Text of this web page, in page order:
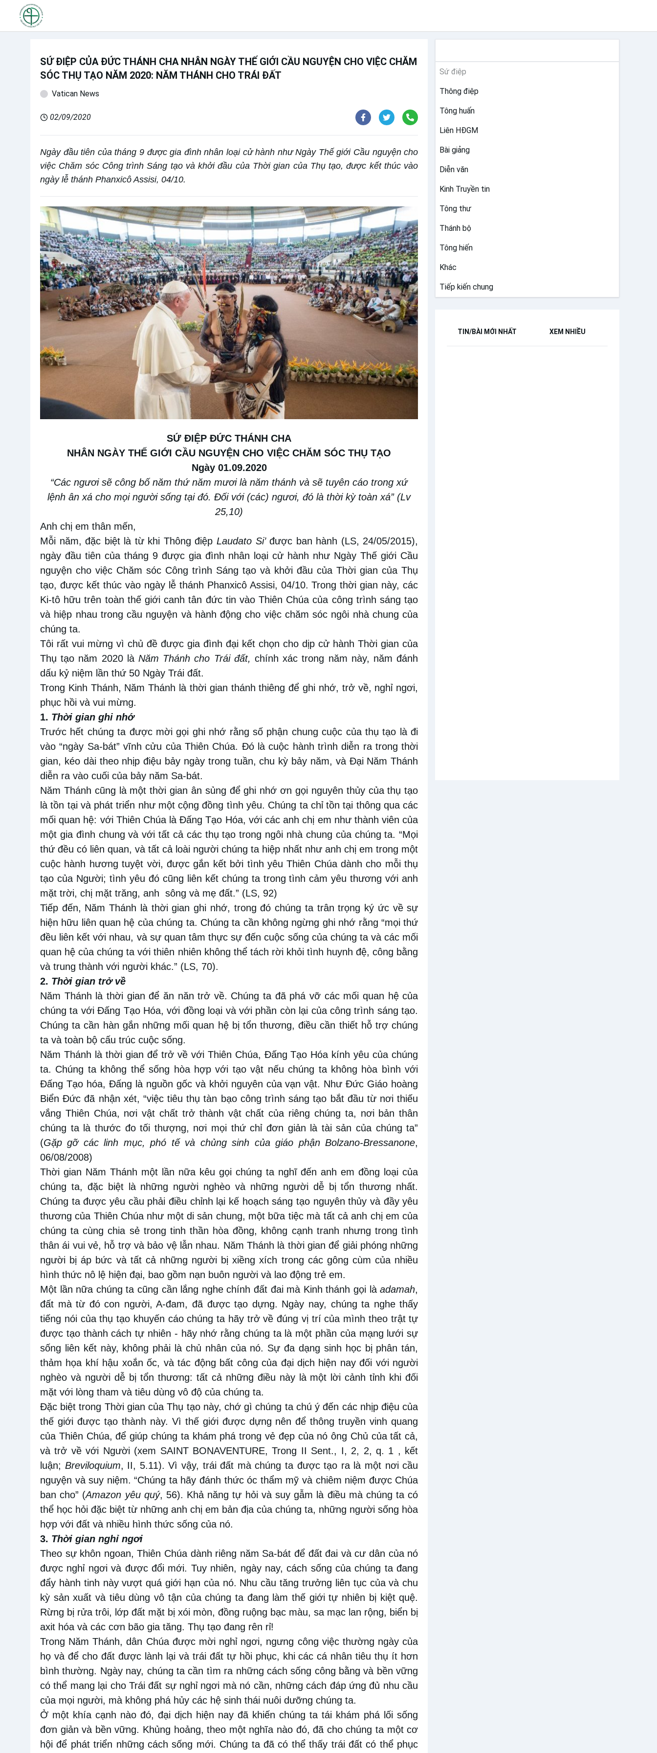
SỨ ĐIỆP CỦA ĐỨC THÁNH CHA NHÂN NGÀY THẾ GIỚI CẦU NGUYỆN CHO VIỆC CHĂM
SÓC THỤ TẠO NĂM 2020: NĂM THÁNH CHO TRÁI ĐẤT
Vatican News
02/09/2020
Ngày đầu tiên của tháng 9 được gia đình nhân loại cử hành như Ngày Thế giới Cầu nguyện cho
việc Chăm sóc Công trình Sáng tạo và khởi đầu của Thời gian của Thụ tạo, được kết thúc vào
ngày lễ thánh Phanxicô Assisi, 04/10.
SỨ ĐIỆP ĐỨC THÁNH CHA
NHÂN NGÀY THẾ GIỚI CẦU NGUYỆN CHO VIỆC CHĂM SÓC THỤ TẠO
Ngày 01.09.2020
“Các ngươi sẽ công bố năm thứ năm mươi là năm thánh và sẽ tuyên cáo trong xứ
lệnh ân xá cho mọi người sống tại đó. Đối với (các) ngươi, đó là thời kỳ toàn xá” (Lv
25,10)
Anh chị em thân mến,
Mỗi năm, đặc biệt là từ khi Thông điệp Laudato Si’được ban hành (LS, 24/05/2015),
ngày đầu tiên của tháng 9 được gia đình nhân loại cử hành như Ngày Thế giới Cầu
nguyện cho việc Chăm sóc Công trình Sáng tạo và khởi đầu của Thời gian của Thụ
tạo, được kết thúc vào ngày lễ thánh Phanxicô Assisi, 04/10. Trong thời gian này, các
Ki-tô hữu trên toàn thế giới canh tân đức tin vào Thiên Chúa của công trình sáng tạo
và hiệp nhau trong cầu nguyện và hành động cho việc chăm sóc ngôi nhà chung của
chúng ta.
Tôi rất vui mừng vì chủ đề được gia đình đại kết chọn cho dịp cử hành Thời gian của
Thụ tạo năm 2020 làNăm Thánh cho Trái đất,chính xác trong năm này, năm đánh
dấu kỷ niệm lần thứ 50 Ngày Trái đất.
Trong Kinh Thánh, Năm Thánh là thời gian thánh thiêng để ghi nhớ, trở về, nghỉ ngơi,
phục hồi và vui mừng.
1. Thời gian ghi nhớ
Trước hết chúng ta được mời gọi ghi nhớ rằng số phận chung cuộc của thụ tạo là đi
vào “ngày Sa-bát” vĩnh cửu của Thiên Chúa. Đó là cuộc hành trình diễn ra trong thời
gian, kéo dài theo nhịp điệu bảy ngày trong tuần, chu kỳ bảy năm, và Đại Năm Thánh
diễn ra vào cuối của bảy năm Sa-bát.
Năm Thánh cũng là một thời gian ân sủng để ghi nhớ ơn gọi nguyên thủy của thụ tạo
là tồn tại và phát triển như một cộng đồng tình yêu. Chúng ta chỉ tồn tại thông qua các
mối quan hệ: với Thiên Chúa là Đấng Tạo Hóa, với các anh chị em như thành viên của
một gia đình chung và với tất cả các thụ tạo trong ngôi nhà chung của chúng ta. “Mọi
thứ đều có liên quan, và tất cả loài người chúng ta hiệp nhất như anh chị em trong một
cuộc hành hương tuyệt vời, được gắn kết bởi tình yêu Thiên Chúa dành cho mỗi thụ
tạo của Người; tình yêu đó cũng liên kết chúng ta trong tình cảm yêu thương với anh
mặt trời, chị mặt trăng, anh sông và mẹ đất.” (LS, 92)
Tiếp đến, Năm Thánh là thời gian ghi nhớ, trong đó chúng ta trân trọng ký ức về sự
hiện hữu liên quan hệ của chúng ta. Chúng ta cần không ngừng ghi nhớ rằng “mọi thứ
đều liên kết với nhau, và sự quan tâm thực sự đến cuộc sống của chúng ta và các mối
quan hệ của chúng ta với thiên nhiên không thể tách rời khỏi tình huynh đệ, công bằng
và trung thành với người khác.” (LS, 70).
2. Thời gian trở về
Năm Thánh là thời gian để ăn năn trở về. Chúng ta đã phá vỡ các mối quan hệ của
chúng ta với Đấng Tạo Hóa, với đồng loại và với phần còn lại của công trình sáng tạo.
Chúng ta cần hàn gắn những mối quan hệ bị tổn thương, điều cần thiết hỗ trợ chúng
ta và toàn bộ cấu trúc cuộc sống.
Năm Thánh là thời gian để trở về với Thiên Chúa, Đấng Tạo Hóa kính yêu của chúng
ta. Chúng ta không thể sống hòa hợp với tạo vật nếu chúng ta không hòa bình với
Đấng Tạo hóa, Đấng là nguồn gốc và khởi nguyên của vạn vật. Như Đức Giáo hoàng
Biển Đức đã nhận xét, “việc tiêu thụ tàn bạo công trình sáng tạo bắt đầu từ nơi thiếu
vắng Thiên Chúa, nơi vật chất trở thành vật chất của riêng chúng ta, nơi bản thân
chúng ta là thước đo tối thượng, nơi mọi thứ chỉ đơn giản là tài sản của chúng ta”
(Gặp gỡ các linh mục, phó tế và chủng sinh của giáo phận Bolzano-Bressanone,
06/08/2008)
Thời gian Năm Thánh một lần nữa kêu gọi chúng ta nghĩ đến anh em đồng loại của
chúng ta, đặc biệt là những người nghèo và những người dễ bị tổn thương nhất.
Chúng ta được yêu cầu phải điều chỉnh lại kế hoạch sáng tạo nguyên thủy và đầy yêu
thương của Thiên Chúa như một di sản chung, một bữa tiệc mà tất cả anh chị em của
chúng ta cùng chia sẻ trong tinh thần hòa đồng, không cạnh tranh nhưng trong tình
thân ái vui vẻ, hỗ trợ và bảo vệ lẫn nhau. Năm Thánh là thời gian để giải phóng những
người bị áp bức và tất cả những người bị xiềng xích trong các gông cùm của nhiều
hình thức nô lệ hiện đại, bao gồm nạn buôn người và lao động trẻ em.
Một lần nữa chúng ta cũng cần lắng nghe chính đất đai mà Kinh thánh gọi làadamah,
đất mà từ đó con người, A-đam, đã được tạo dựng. Ngày nay, chúng ta nghe thấy
tiếng nói của thụ tạo khuyến cáo chúng ta hãy trở về đúng vị trí của mình theo trật tự
được tạo thành cách tự nhiên - hãy nhớ rằng chúng ta là một phần của mạng lưới sự
sống liên kết này, không phải là chủ nhân của nó. Sự đa dạng sinh học bị phân tán,
thảm họa khí hậu xoắn ốc, và tác động bất công của đại dịch hiện nay đối với người
nghèo và người dễ bị tổn thương: tất cả những điều này là một lời cảnh tỉnh khi đối
mặt với lòng tham và tiêu dùng vô độ của chúng ta.
Đặc biệt trong Thời gian của Thụ tạo này, chớ gì chúng ta chú ý đến các nhịp điệu của
thế giới được tạo thành này. Vì thế giới được dựng nên để thông truyền vinh quang
của Thiên Chúa, để giúp chúng ta khám phá trong vẻ đẹp của nó ông Chủ của tất cả,
và trở về với Người (xem SAINT BONAVENTURE, Trong II Sent., I, 2, 2, q. 1 , kết
luận; Breviloquium, II, 5.11). Vì vậy, trái đất mà chúng ta được tạo ra là một nơi cầu
nguyện và suy niệm. “Chúng ta hãy đánh thức óc thẩm mỹ và chiêm niệm được Chúa
ban cho” (Amazon yêu quý, 56). Khả năng tự hỏi và suy gẫm là điều mà chúng ta có
thể học hỏi đặc biệt từ những anh chị em bản địa của chúng ta, những người sống hòa
hợp với đất và nhiều hình thức sống của nó.
3. Thời gian nghỉ ngơi
Theo sự khôn ngoan, Thiên Chúa dành riêng năm Sa-bát để đất đai và cư dân của nó
được nghỉ ngơi và được đổi mới. Tuy nhiên, ngày nay, cách sống của chúng ta đang
đẩy hành tinh này vượt quá giới hạn của nó. Nhu cầu tăng trưởng liên tục của và chu
kỳ sản xuất và tiêu dùng vô tận của chúng ta đang làm thế giới tự nhiên bị kiệt quệ.
Rừng bị rửa trôi, lớp đất mặt bị xói mòn, đồng ruộng bạc màu, sa mạc lan rộng, biển bị
axit hóa và các cơn bão gia tăng. Thụ tạo đang rên rỉ!
Trong Năm Thánh, dân Chúa được mời nghỉ ngơi, ngưng công việc thường ngày của
họ và để cho đất được lành lại và trái đất tự hồi phục, khi các cá nhân tiêu thụ ít hơn
bình thường. Ngày nay, chúng ta cần tìm ra những cách sống công bằng và bền vững
có thể mang lại cho Trái đất sự nghỉ ngơi mà nó cần, những cách đáp ứng đủ nhu cầu
của mọi người, mà không phá hủy các hệ sinh thái nuôi dưỡng chúng ta.
Ở một khía cạnh nào đó, đại dịch hiện nay đã khiến chúng ta tái khám phá lối sống
đơn giản và bền vững. Khủng hoảng, theo một nghĩa nào đó, đã cho chúng ta một cơ
hội để phát triển những cách sống mới. Chúng ta đã có thể thấy trái đất có thể phục
Sứ điệp
Thông điệp
Tông huấn
Liên HĐGM
Bài giảng
Diễn văn
Kinh Truyền tin
Tông thư
Thánh bộ
Tông hiến
Khác
Tiếp kiến chung
TIN/BÀI MỚI NHẤT XEM NHIỀU